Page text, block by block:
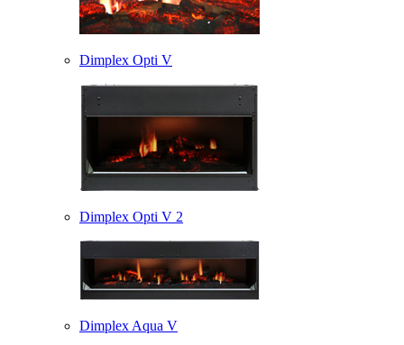
Dimplex Opti V
Dimplex Opti V 2
Dimplex Aqua V